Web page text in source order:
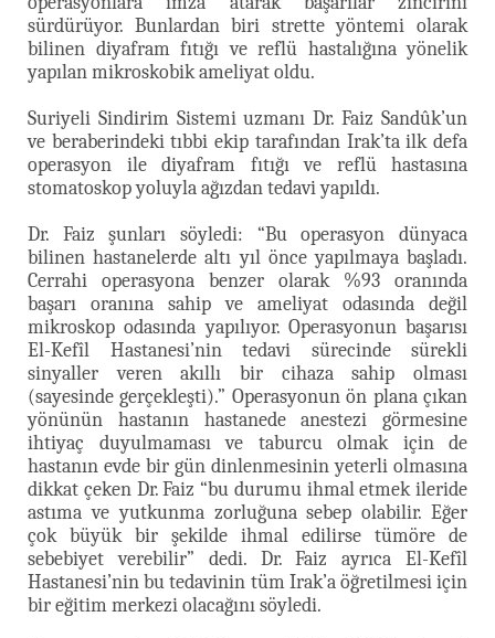
sürdürüyor. Bunlardan biri strette yöntemi olarak
bilinen diyafram fıtığı ve reflü hastalığına yönelik
yapılan mikroskobik ameliyat oldu.
Suriyeli Sindirim Sistemi uzmanı Dr. Faiz Sandûk’un
ve beraberindeki tıbbi ekip tarafından Irak’ta ilk defa
operasyon ile diyafram fıtığı ve reflü hastasına
stomatoskop yoluyla ağızdan tedavi yapıldı.
Dr. Faiz şunları söyledi: “Bu operasyon dünyaca
bilinen hastanelerde altı yıl önce yapılmaya başladı.
Cerrahi operasyona benzer olarak %93 oranında
başarı oranına sahip ve ameliyat odasında değil
mikroskop odasında yapılıyor. Operasyonun başarısı
El-Kefîl Hastanesi’nin tedavi sürecinde sürekli
sinyaller veren akıllı bir cihaza sahip olması
(sayesinde gerçekleşti).” Operasyonun ön plana çıkan
yönünün hastanın hastanede anestezi görmesine
ihtiyaç duyulmaması ve taburcu olmak için de
hastanın evde bir gün dinlenmesinin yeterli olmasına
dikkat çeken Dr. Faiz “bu durumu ihmal etmek ileride
astıma ve yutkunma zorluğuna sebep olabilir. Eğer
çok büyük bir şekilde ihmal edilirse tümöre de
sebebiyet verebilir” dedi. Dr. Faiz ayrıca El-Kefîl
Hastanesi’nin bu tedavinin tüm Irak’a öğretilmesi için
bir eğitim merkezi olacağını söyledi.